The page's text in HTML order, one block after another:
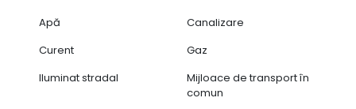
Apă
Canalizare
Curent
Gaz
Iluminat stradal
Mijloace de transport în
comun